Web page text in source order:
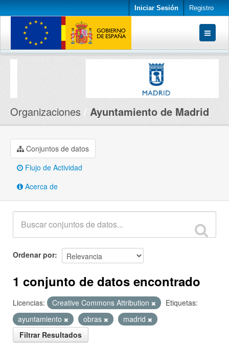
Iniciar Sesión Registro
Conjuntos de datos
Organizaciones Ayuntamiento de Madrid
Conjuntos de datos
Flujo de Actividad
Acerca de
Ordenar por
1 conjunto de datos encontrado
Licencias: Creative Commons Attribution
Etiquetas:
ayuntamiento
obras
madrid
Filtrar Resultados